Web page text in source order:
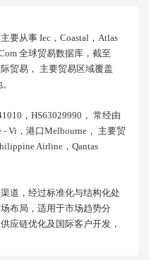
要从事 Iec，coastal，atlas
全球贸易数据库，截至
贸易， 主要贸易区域覆盖
，HS63029990， 常经由
Vi，港口melbourne， 主要贸
Airline，qantas
道，经过标准化与结构化处
布局，适用于市场趋势分
应链优化及国际客户开发，